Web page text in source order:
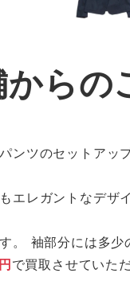
らの
ツのセットアッ
エレガントなデザ
。 袖部分には多
で買取させていた